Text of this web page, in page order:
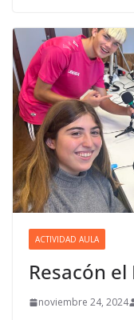
ACTIVIDAD AULA
Resacón el
noviembre 24, 2024